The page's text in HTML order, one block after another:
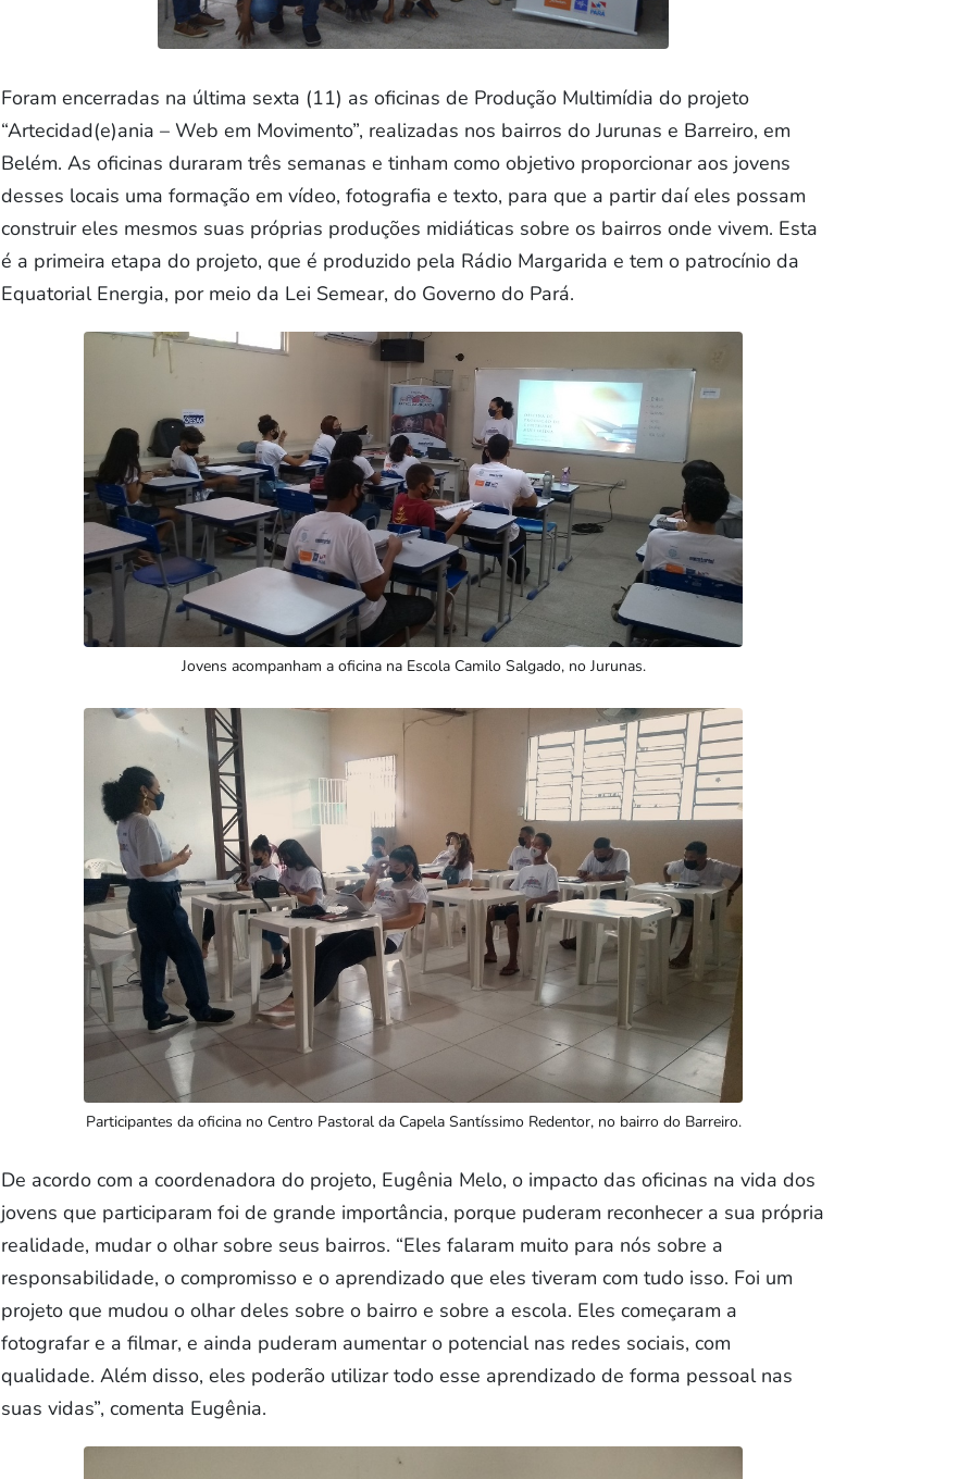
Foram encerradas na última sexta (11) as oficinas de Produção Multimídia do projeto
“Artecidad(e)ania – Web em Movimento”, realizadas nos bairros do Jurunas e Barreiro, em
Belém. As oficinas duraram três semanas e tinham como objetivo proporcionar aos jovens
desses locais uma formação em vídeo, fotografia e texto, para que a partir daí eles possam
construir eles mesmos suas próprias produções midiáticas sobre os bairros onde vivem. Esta
é a primeira etapa do projeto, que é produzido pela Rádio Margarida e tem o patrocínio da
Equatorial Energia, por meio da Lei Semear, do Governo do Pará.
Jovens acompanham a oficina na Escola Camilo Salgado, no Jurunas.
Participantes da oficina no Centro Pastoral da Capela Santíssimo Redentor, no bairro do Barreiro.
De acordo com a coordenadora do projeto, Eugênia Melo, o impacto das oficinas na vida dos
jovens que participaram foi de grande importância, porque puderam reconhecer a sua própria
realidade, mudar o olhar sobre seus bairros. “Eles falaram muito para nós sobre a
responsabilidade, o compromisso e o aprendizado que eles tiveram com tudo isso. Foi um
projeto que mudou o olhar deles sobre o bairro e sobre a escola. Eles começaram a
fotografar e a filmar, e ainda puderam aumentar o potencial nas redes sociais, com
qualidade. Além disso, eles poderão utilizar todo esse aprendizado de forma pessoal nas
suas vidas”, comenta Eugênia.